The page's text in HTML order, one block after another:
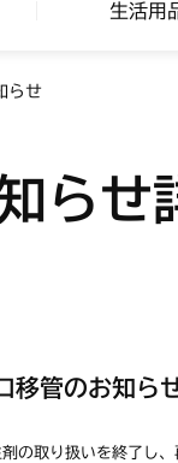
生活用
らせ
らせ
移管のお知ら
り扱いを終了し、